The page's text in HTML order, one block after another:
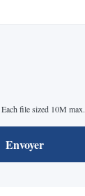
file sized 10M max.
Envoyer